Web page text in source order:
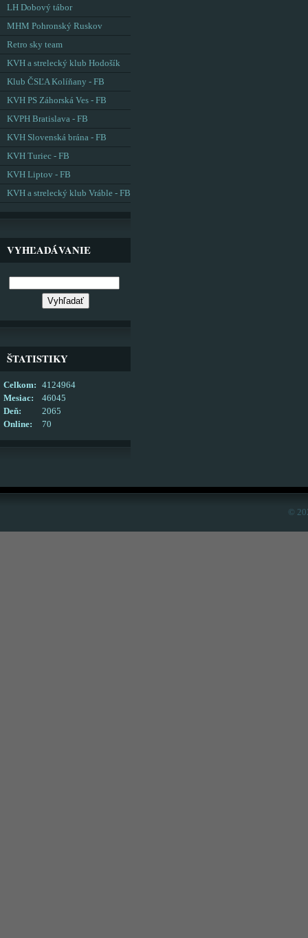
LH Dobový tábor
MHM Pohronský Ruskov
Retro sky team
KVH a strelecký klub Hodošík
Klub ČSĽA Kolíňany - FB
KVH PS Záhorská Ves - FB
KVPH Bratislava - FB
KVH Slovenská brána - FB
KVH Turiec - FB
KVH Liptov - FB
KVH a strelecký klub Vráble - FB
VYHĽADÁVANIE
ŠTATISTIKY
Online: 70
Celkom:
4124964
Mesiac:
46045
Deň:
2065
©